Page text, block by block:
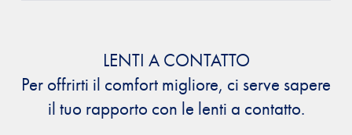
LENTI A CONTATTO
Per offrirti il comfort migliore, ci serve sapere
il tuo rapporto con le lenti a contatto.